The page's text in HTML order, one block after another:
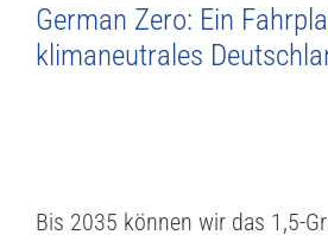
German Zero: Ein
klimaneutrales
Bis 2035 können wir das 1,5-